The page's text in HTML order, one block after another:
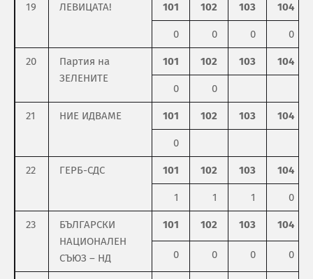
19 ЛЕВИЦАТА! 101 102 103 104
0 0 0 0
20
Партия на
ЗЕЛЕНИТЕ
101 102 103 104
0 0
21 НИЕ ИДВАМЕ 101 102 103 104
0
22 ГЕРБ-СДС 101 102 103 104
1 1 1 0
23
БЪЛГАРСКИ
НАЦИОНАЛЕН
СЪЮЗ – НД
101 102 103 104
0 0 0 0